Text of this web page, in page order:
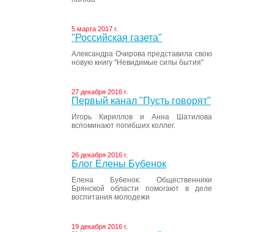
5 марта 2017 г.
"Российская газета"
Александра Очирова представила свою
новую книгу "Невидимые силы бытия"
27 декабря 2016 г.
Первый канал "Пусть говорят"
Игорь Кириллов и Анна Шатилова
вспоминают погибших коллег.
26 декабря 2016 г.
Блог Елены Бубенок
Елена Бубенок: Общественники
Брянской области помогают в деле
воспитания молодежи
19 декабря 2016 г.